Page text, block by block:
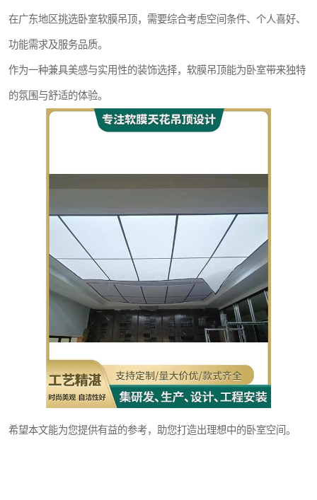
在广东地区挑选卧室软膜吊顶，需要综合考虑空间条件、个人喜好、
功能需求及服务品质。
作为一种兼具美感与实用性的装饰选择，软膜吊顶能为卧室带来独特
的氛围与舒适的体验。
希望本文能为您提供有益的参考，助您打造出理想中的卧室空间。